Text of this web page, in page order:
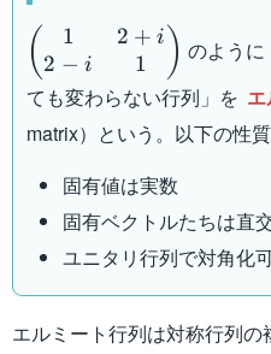
i&1\end{pmatrix}
(
1
2 − i
2 + i
1 ) のように
ても変わらない行列」を
matrix）という。以下の性
固有値は実数
固有ベクトルたちは直
ユニタリ行列で対角化
エルミート行列は対称行列